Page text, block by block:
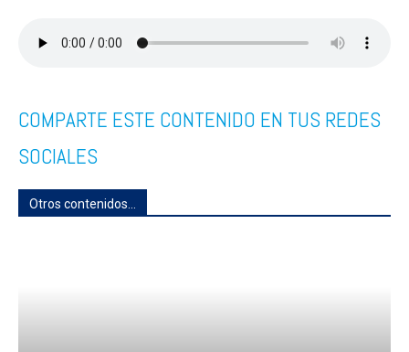
COMPARTE ESTE CONTENIDO EN TUS REDES
SOCIALES
Otros contenidos...